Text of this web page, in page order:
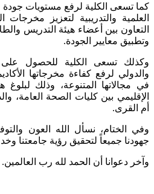
كما تسعى الكلية لرفع مستويات جودة
العلمية والتدريبية لتعزيز مخرجات
التعاون بين أعضاء هيئة التدريس
وتطبيق معايير الجودة.
وكذلك تسعى الكلية للحصول على
والدولي لرفع كفاءة مخرجاتها
في مجالاتها المتنوعة، وذلك لبلوغ
الإقليمي بين كليات الصحة العامة،
أم القرى.
وفي الختام، نسأل الله العون
جهودنا جميعاً لتحقيق رؤية جامعتنا
وآخر دعوانا أن الحمد لله رب العالمين.